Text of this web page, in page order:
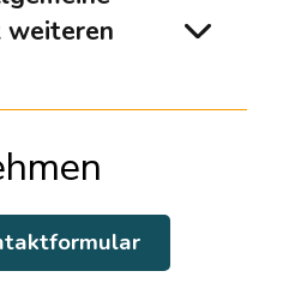
weiteren